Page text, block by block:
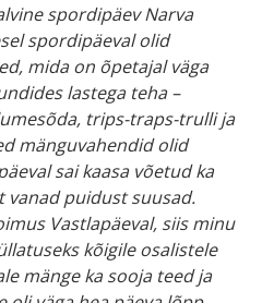
spordipäev Narva
spordipäeval olid
mida on õpetajal väga
lastega teha –
trips-traps-trulli ja
mänguvahendid olid
sai kaasa võetud ka
vanad puidust suusad.
Vastlapäeval, siis minu
kõigile osalistele
mänge ka sooja teed ja